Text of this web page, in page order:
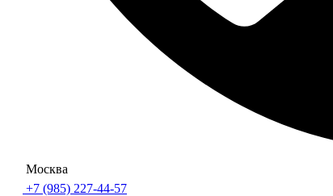
Москва
+7 (985) 227-44-57